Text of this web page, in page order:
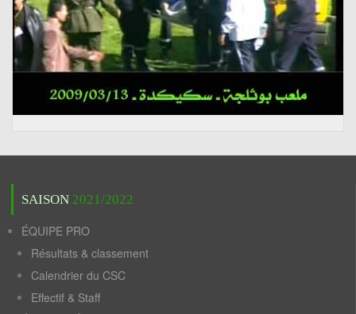
SAISON 2021/2022
ÉQUIPE PRO
Résultats & classement
Calendrier du CSC
Effectif & Staff